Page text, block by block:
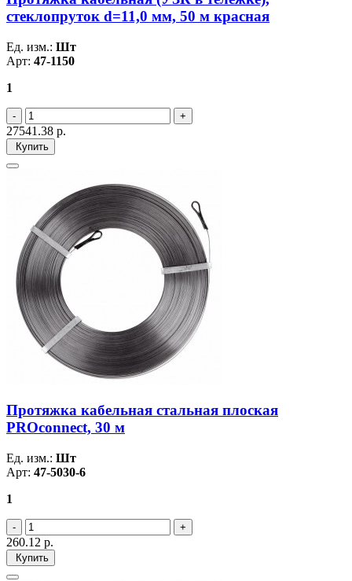
стеклопруток d=11,0 мм, 50 м красная
Ед. изм.: Шт
Арт: 47-1150
1
27541.38 р.
Купить
Протяжка кабельная стальная плоская
PROconnect, 30 м
Ед. изм.: Шт
Арт: 47-5030-6
1
260.12 р.
Купить